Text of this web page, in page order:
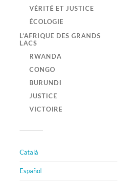
VÉRITÉ ET JUSTICE
ÉCOLOGIE
L’AFRIQUE DES GRANDS
LACS
RWANDA
CONGO
BURUNDI
JUSTICE
VICTOIRE
Català
Español